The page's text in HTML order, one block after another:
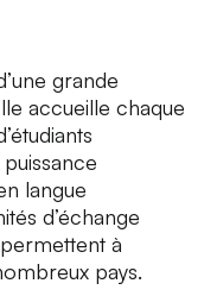
grande
accueille chaque
langue
d’échange
à
pays.